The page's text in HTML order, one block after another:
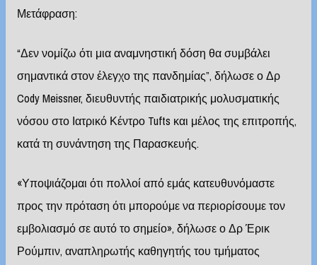
Μετάφραση:
“Δεν νομίζω ότι μια αναμνηστική δόση θα συμβάλει
σημαντικά στον έλεγχο της πανδημίας”, δήλωσε ο Δρ
Cody Meissner, διευθυντής παιδιατρικής μολυσματικής
νόσου στο Ιατρικό Κέντρο Tufts και μέλος της επιτροπής,
κατά τη συνάντηση της Παρασκευής.
«Υποψιάζομαι ότι πολλοί από εμάς κατευθυνόμαστε
προς την πρόταση ότι μπορούμε να περιορίσουμε τον
εμβολιασμό σε αυτό το σημείο», δήλωσε ο Δρ Έρικ
Ρούμπιν, αναπληρωτής καθηγητής του τμήματος